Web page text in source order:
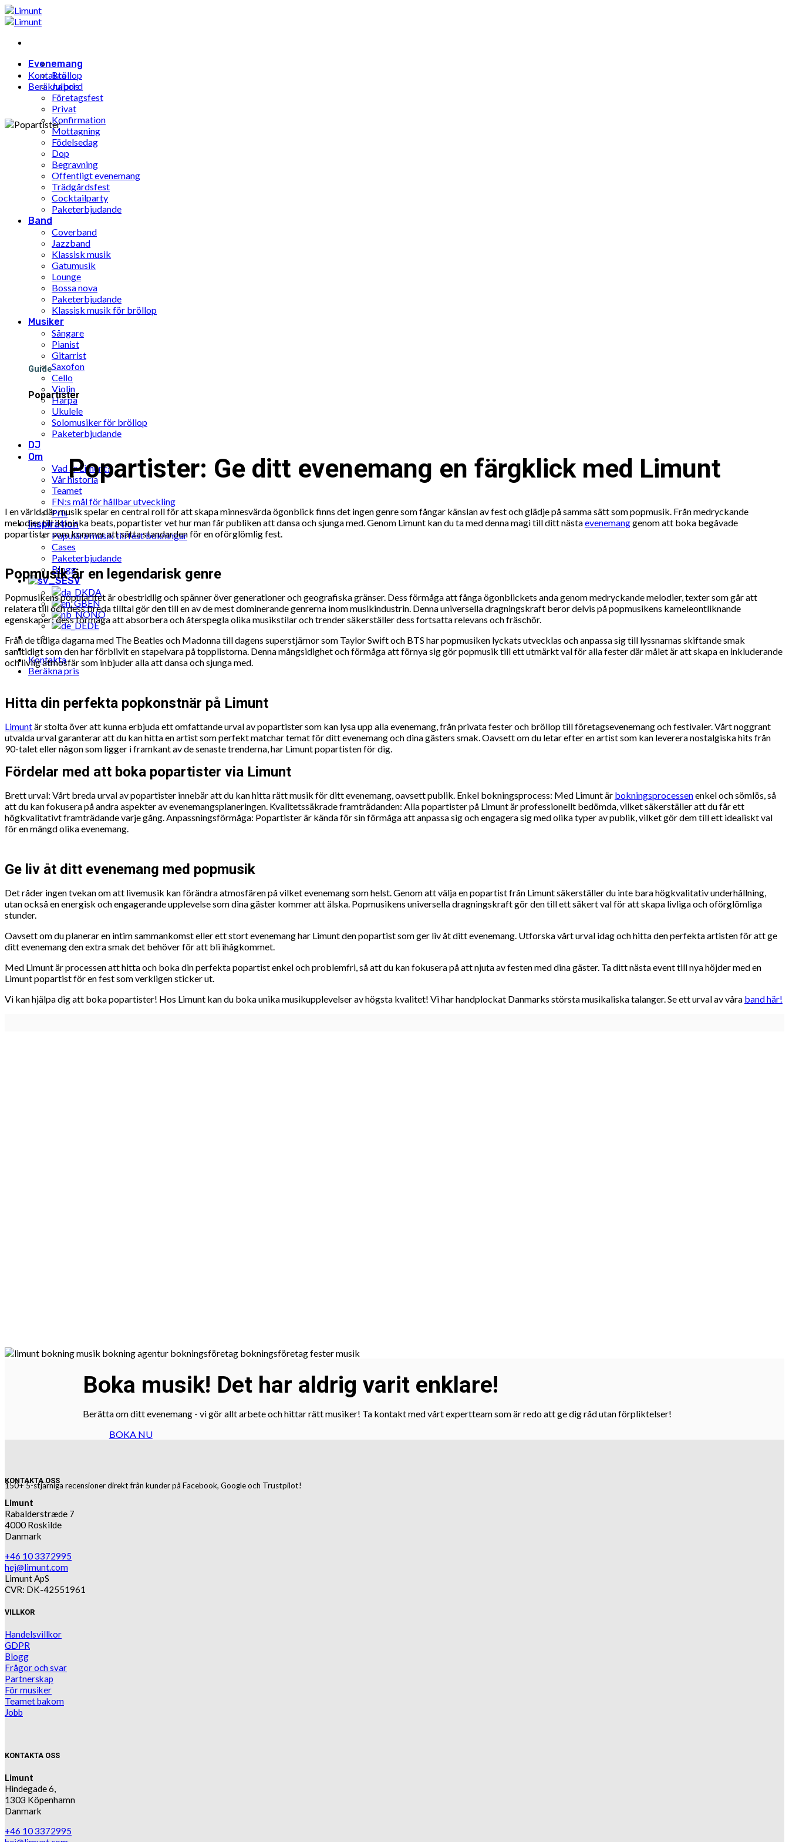
Hoppa
till
Evenemang
Bröllop
Julbord
Företagsfest
Privat
Konfirmation
Mottagning
Födelsedag
Dop
Begravning
Offentligt evenemang
Trädgårdsfest
Cocktailparty
Paketerbjudande
Band
Coverband
Jazzband
Klassisk musik
Gatumusik
Lounge
Bossa nova
Paketerbjudande
Klassisk musik för bröllop
Musiker
Sångare
Pianist
Gitarrist
Saxofon
Cello
Violin
Harpa
Ukulele
Solomusiker för bröllop
Paketerbjudande
DJ
Om
Vad är Limunt?
Vår historia
Teamet
FN:s mål för hållbar utveckling
Pris
Inspiration
Populära musik till fest bokningar
Cases
Paketerbjudande
Blogg
SV
DA
EN
NO
DE
Kontakta
Beräkna pris
Kontakta
Beräkna pris
Guide
Popartister
Popartister: Ge ditt evenemang en färgklick med Limunt
I en värld där musik spelar en central roll för att skapa minnesvärda ögonblick finns det ingen genre som fångar känslan av fest och glädje på samma sätt som popmusik. Från medryckande
melodier till ikoniska beats, popartister vet hur man får publiken att dansa och sjunga med. Genom Limunt kan du ta med denna magi till ditt nästaevenemanggenom att boka begåvade
popartister som kommer att sätta standarden för en oförglömlig fest.
Popmusik är en legendarisk genre
Popmusikens popularitet är obestridlig och spänner över generationer och geografiska gränser. Dess förmåga att fånga ögonblickets anda genom medryckande melodier, texter som går att
relatera till och dess breda tilltal gör den till en av de mest dominerande genrerna inom musikindustrin. Denna universella dragningskraft beror delvis på popmusikens kameleontliknande
egenskaper; dess förmåga att absorbera och återspegla olika musikstilar och trender säkerställer dess fortsatta relevans och fräschör.
Från de tidiga dagarna med The Beatles och Madonna till dagens superstjärnor som Taylor Swift och BTS har popmusiken lyckats utvecklas och anpassa sig till lyssnarnas skiftande smak
samtidigt som den har förblivit en stapelvara på topplistorna. Denna mångsidighet och förmåga att förnya sig gör popmusik till ett utmärkt val för alla fester där målet är att skapa en inkluderande
och livlig atmosfär som inbjuder alla att dansa och sjunga med.
Hitta din perfekta popkonstnär på Limunt
Limuntär stolta över att kunna erbjuda ett omfattande urval av popartister som kan lysa upp alla evenemang, från privata fester och bröllop till företagsevenemang och festivaler. Vårt noggrant
utvalda urval garanterar att du kan hitta en artist som perfekt matchar temat för ditt evenemang och dina gästers smak. Oavsett om du letar efter en artist som kan leverera nostalgiska hits från
90-talet eller någon som ligger i framkant av de senaste trenderna, har Limunt popartisten för dig.
Fördelar med att boka popartister via Limunt
Brett urval: Vårt breda urval av popartister innebär att du kan hitta rätt musik för ditt evenemang, oavsett publik. Enkel bokningsprocess: Med Limunt är bokningsprocessenenkel och sömlös, så
att du kan fokusera på andra aspekter av evenemangsplaneringen. Kvalitetssäkrade framträdanden: Alla popartister på Limunt är professionellt bedömda, vilket säkerställer att du får ett
högkvalitativt framträdande varje gång. Anpassningsförmåga: Popartister är kända för sin förmåga att anpassa sig och engagera sig med olika typer av publik, vilket gör dem till ett idealiskt val
för en mängd olika evenemang.
Ge liv åt ditt evenemang med popmusik
Det råder ingen tvekan om att livemusik kan förändra atmosfären på vilket evenemang som helst. Genom att välja en popartist från Limunt säkerställer du inte bara högkvalitativ underhållning,
utan också en energisk och engagerande upplevelse som dina gäster kommer att älska. Popmusikens universella dragningskraft gör den till ett säkert val för att skapa livliga och oförglömliga
stunder.
Oavsett om du planerar en intim sammankomst eller ett stort evenemang har Limunt den popartist som ger liv åt ditt evenemang. Utforska vårt urval idag och hitta den perfekta artisten för att ge
ditt evenemang den extra smak det behöver för att bli ihågkommet.
Med Limunt är processen att hitta och boka din perfekta popartist enkel och problemfri, så att du kan fokusera på att njuta av festen med dina gäster. Ta ditt nästa event till nya höjder med en
Limunt popartist för en fest som verkligen sticker ut.
Vi kan hjälpa dig att boka popartister! Hos Limunt kan du boka unika musikupplevelser av högsta kvalitet! Vi har handplockat Danmarks största musikaliska talanger. Se ett urval av våra band här!
Boka musik! Det har aldrig varit enklare!
Berätta om ditt evenemang - vi gör allt arbete och hittar rätt musiker! Ta kontakt med vårt expertteam som är redo att ge dig råd utan förpliktelser!
BOKA NU
150+ 5-stjärniga recensioner direkt från kunder på Facebook, Google och Trustpilot!
KONTAKTA OSS
Limunt
Rabalderstræde 7
4000 Roskilde
Danmark
+46 10 3372995
hej@limunt.com
Limunt ApS
CVR: DK-42551961
VILLKOR
Handelsvillkor
GDPR
Blogg
Frågor och svar
Partnerskap
För musiker
Teamet bakom
Jobb
KONTAKTA OSS
Limunt
Hindegade 6,
1303 Köpenhamn
Danmark
+46 10 3372995